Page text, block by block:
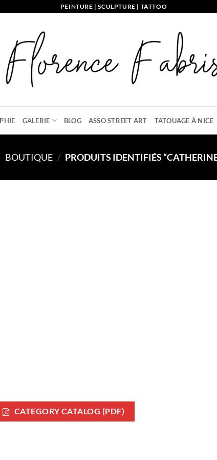
PEINTURE | SCULPTURE | TATTOO
GALERIE BLOG ASSO STREET ART TATOUAGE À NICE
BOUTIQUE / PRODUITS IDENTIFIÉS
CATEGORY CATALOG (PDF)